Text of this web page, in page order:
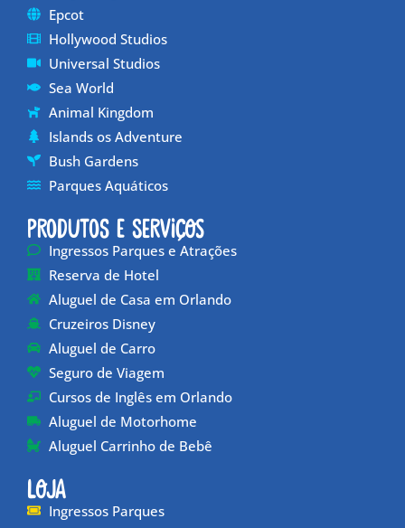
Epcot
Hollywood Studios
Universal Studios
Sea World
Animal Kingdom
Islands os Adventure
Bush Gardens
Parques Aquáticos
Produtos e Serviços
Ingressos Parques e Atrações
Reserva de Hotel
Aluguel de Casa em Orlando
Cruzeiros Disney
Aluguel de Carro
Seguro de Viagem
Cursos de Inglês em Orlando
Aluguel de Motorhome
Aluguel Carrinho de Bebê
Loja
Ingressos Parques